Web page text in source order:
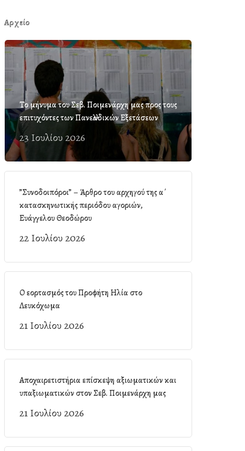
Αρχείο
Το μήνυμα του Σεβ. Ποιμενάρχη μας προς τους
επιτυχόντες των Πανελλαδικών Εξετάσεων
23 Ιουλίου 2026
”Συνοδοιπόροι” – Άρθρο του αρχηγού της α΄
κατασκηνωτικής περιόδου αγοριών,
Ευάγγελου Θεοδώρου
22 Ιουλίου 2026
Ο εορτασμός του Προφήτη Ηλία στο
Λευκόχωμα
21 Ιουλίου 2026
Αποχαιρετιστήρια επίσκεψη αξιωματικών και
υπαξιωματικών στον Σεβ. Ποιμενάρχη μας
21 Ιουλίου 2026